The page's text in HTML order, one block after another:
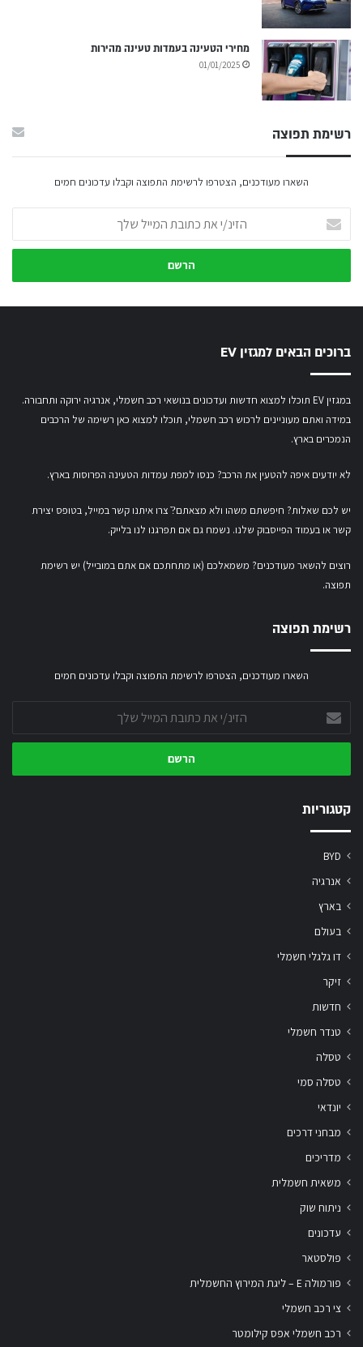
מחירי הטעינה בעמדות טעינה מהירות
01/01/2025
רשימת תפוצה
השארו מעודכנים, הצטרפו לרשימת התפוצה וקבלו עדכונים חמים
את
כתובת
שלך
ברוכים הבאים למגזין EV
במגזין EV תוכלו למצוא חדשות ועדכונים בנושאי רכב חשמלי, אנרגיה ירוקה ותחבורה.
במידה ואתם מעוניינים לרכוש רכב חשמלי, תוכלו למצוא כאן רשימה של הרכבים
הנמכרים בארץ.
לא יודעים איפה להטעין את הרכב? כנסו למפת עמדות הטעינה הפרוסות בארץ.
יש לכם שאלות? חיפשתם משהו ולא מצאתם?ֿ צרו איתנו קשר במייל, בטופס יצירת
קשראובעמוד הפייסבוק שלנו. נשמח גם אם תפרגנו לנו בלייק.
רוצים להשאר מעודכנים? משמאלכם (או מתחתכם אם אתם במובייל) יש רשימת
תפוצה.
רשימת תפוצה
השארו מעודכנים, הצטרפו לרשימת התפוצה וקבלו עדכונים חמים
את
כתובת
שלך
קטגוריות
BYD
אנרגיה
בארץ
בעולם
דו גלגלי חשמלי
זיקר
חדשות
טנדר חשמלי
טסלה
טסלה סמי
יונדאי
מבחני דרכים
מדריכים
משאית חשמלית
ניתוח שוק
עדכונים
פולסטאר
פורמולה E – ליגת המירוץ החשמלית
צי רכב חשמלי
רכב חשמלי אפס קילומטר